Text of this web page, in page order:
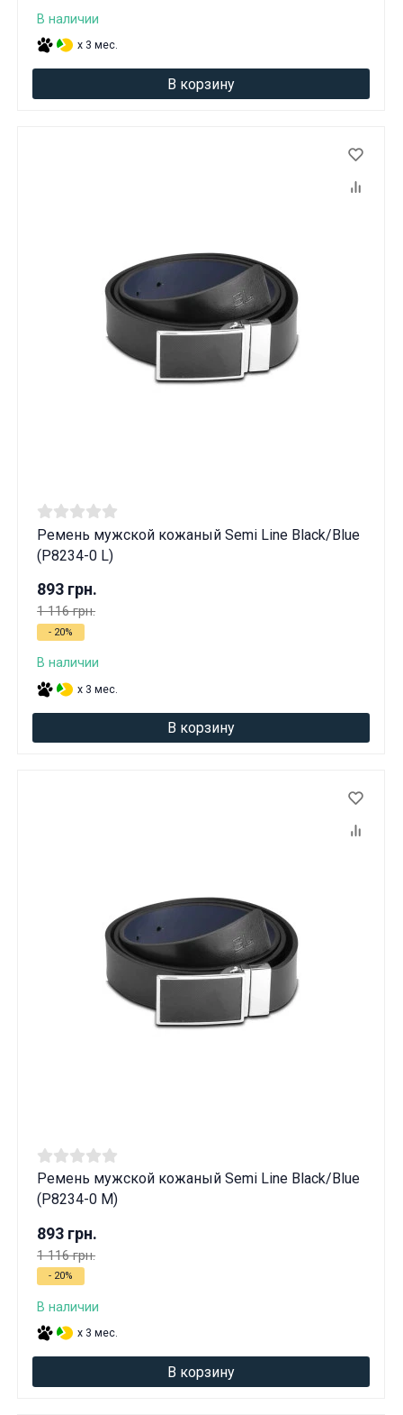
В наличии
x 3 мес.
В корзину
Ремень мужской кожаный Semi Line Black/Blue
(P8234-0 L)
893 грн.
1 116 грн.
- 20%
В наличии
x 3 мес.
В корзину
Ремень мужской кожаный Semi Line Black/Blue
(P8234-0 M)
893 грн.
1 116 грн.
- 20%
В наличии
x 3 мес.
В корзину